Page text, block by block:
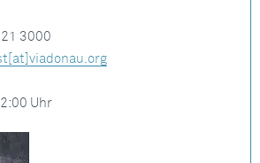
3000
Uhr